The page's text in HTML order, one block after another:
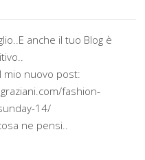
anche il tuo Blog è
mio nuovo post:
fashion-
14/
ne pensi..